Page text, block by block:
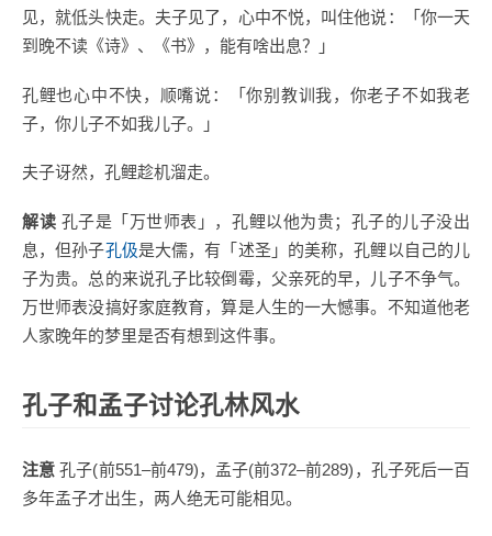
见，就低头快走。夫子见了，心中不悦，叫住他说：「你一天
到晚不读《诗》、《书》，能有啥出息？」
孔鲤也心中不快，顺嘴说：「你别教训我，你老子不如我老
子，你儿子不如我儿子。」
夫子讶然，孔鲤趁机溜走。
解读 孔子是「万世师表」，孔鲤以他为贵；孔子的儿子没出
息，但孙子孔伋是大儒，有「述圣」的美称，孔鲤以自己的儿
子为贵。总的来说孔子比较倒霉，父亲死的早，儿子不争气。
万世师表没搞好家庭教育，算是人生的一大憾事。不知道他老
人家晚年的梦里是否有想到这件事。
孔子和孟子讨论孔林风水
注意 孔子(前551–前479)，孟子(前372–前289)，孔子死后一百
多年孟子才出生，两人绝无可能相见。